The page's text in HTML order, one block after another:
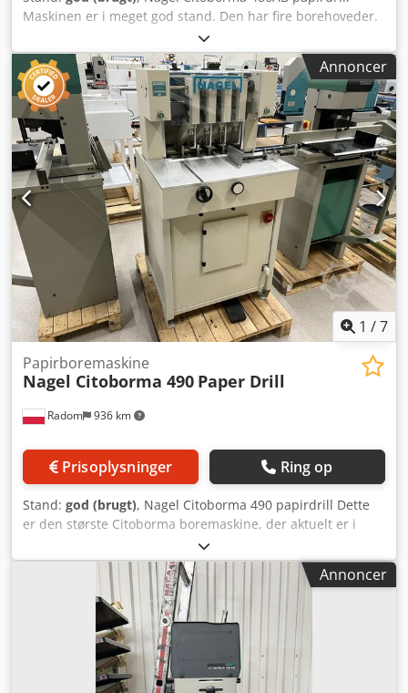
Maskinen er i meget god stand. Den har fire borehoveder.
Tekniske specifikationer: Afstand mellem bor: 45-285 mm
Bordiameter: 2-20 mm Stakhøjde: 60 mm Vægt: 275 kg
Automatisk borecyklus, styret med fodpedal og manuelle
knapper. Chjdpfx Aozmu Ersdija Solid konstruktion på
piedestal. Borebordet kan justeres i alle retninger. Dette er
en af de nyeste Citoborma-modeller. Medfølger
driftsværktøj, instruktioner samt ny skærestang og bor.
Annoncer
1 /7
Radom 936 km
Papirboremaskine
Nagel Citoborma 490 Paper Drill
Prisoplysninger Ring op
Stand: god (brugt), Nagel Citoborma 490 papirdrill Dette
er den største Citoborma boremaskine, der aktuelt er i
produktion. Chjdpfx Ajzmu Efedioa Meget god stand og
klar til produktion. Maskinen har 4 borehoveder.
Boreaffald bortskaffes i en kurv placeret bag på maskinen.
Maskinen betjenes via fodpedal eller to-hånds knapper.
Hvert hoved har individuel op/ned-justering, hvilket
muliggør brug af bor i forskellige længder. Sættet
inkluderer reservedele, værktøj og brugervejledning.
Tekniske specifikationer: Antal borehoveder: 4 (hver hoved
Annoncer